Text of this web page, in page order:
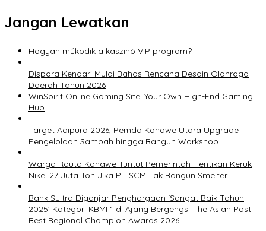
Jangan Lewatkan
Hogyan működik a kaszinó VIP program?
Dispora Kendari Mulai Bahas Rencana Desain Olahraga
Daerah Tahun 2026
WinSpirit Online Gaming Site: Your Own High-End Gaming
Hub
Target Adipura 2026, Pemda Konawe Utara Upgrade
Pengelolaan Sampah hingga Bangun Workshop
Warga Routa Konawe Tuntut Pemerintah Hentikan Keruk
Nikel 27 Juta Ton Jika PT SCM Tak Bangun Smelter
Bank Sultra Diganjar Penghargaan ‘Sangat Baik Tahun
2025’ Kategori KBMI 1 di Ajang Bergengsi The Asian Post
Best Regional Champion Awards 2026